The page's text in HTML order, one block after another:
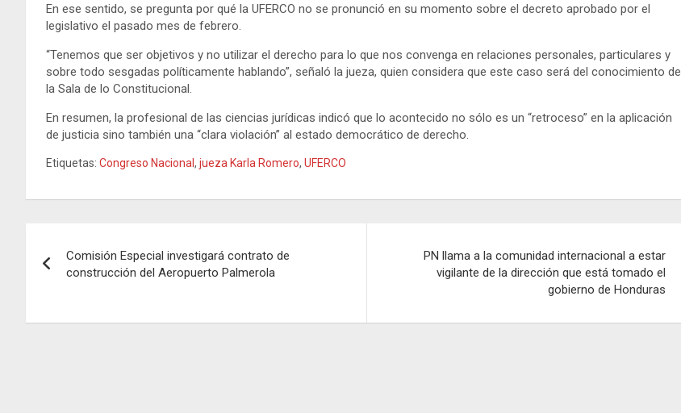
En ese sentido, se pregunta por qué la UFERCO no se pronunció en su momento sobre el decreto aprobado por el
legislativo el pasado mes de febrero.
“Tenemos que ser objetivos y no utilizar el derecho para lo que nos convenga en relaciones personales, particulares y
sobre todo sesgadas políticamente hablando”, señaló la jueza, quien considera que este caso será del conocimiento de
la Sala de lo Constitucional.
En resumen, la profesional de las ciencias jurídicas indicó que lo acontecido no sólo es un “retroceso” en la aplicación
de justicia sino también una “clara violación” al estado democrático de derecho.
Etiquetas: Congreso Nacional , jueza Karla Romero, UFERCO
de
Comisión Especial investigará contrato de
construcción del Aeropuerto Palmerola
PN llama a la comunidad internacional a estar
vigilante de la dirección que está tomado el
gobierno de Honduras